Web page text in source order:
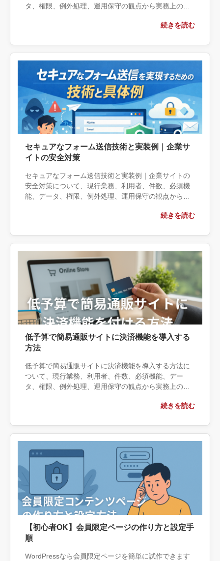
タ、権限、例外処理、運用保守の観点から実務上の判
相談する条件、相談前に用意する情報、依頼後に確認
続きを読む
セキュアなフォーム送信技術と実装例｜企業サ
イトの安全対策
セキュアなフォーム送信技術と実装例｜企業サイトの
安全対策について、現行業務、利用者、件数、必須機
能、データ、権限、例外処理、運用保守の観点から実
と外部へ相談する条件、相談前に用意する情報、依頼
続きを読む
低予算で簡易通販サイトに決済機能を導入する
方法
低予算で簡易通販サイトに決済機能を導入する方法に
ついて、現行業務、利用者、件数、必須機能、デー
タ、権限、例外処理、運用保守の観点から実務上の判
相談する条件、相談前に用意する情報、依頼後に確認
続きを読む
【初心者OK】会員限定ページの作り方と設定手
順
WordPressなら会員限定ページを簡単に試作できます